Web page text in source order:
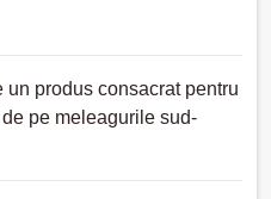
produs consacrat pentru
pe meleagurile sud-